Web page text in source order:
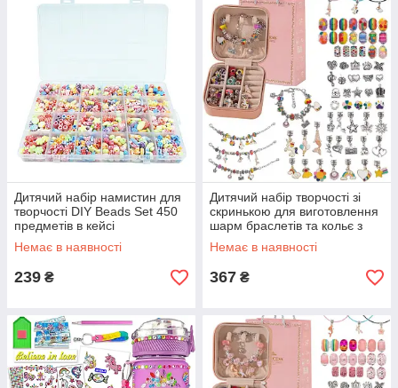
Дитячий набір намистин для
творчості DIY Beads Set 450
предметів в кейсі
Немає в наявності
239 ₴
Дитячий набір творчості зі
скринькою для виготовлення
шарм браслетів та кольє з
намистин (у наборі 67
елементів: 3 браслети, 3
Немає в наявності
367 ₴